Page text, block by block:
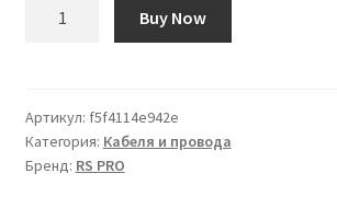
Cat8
(S/FTP)
RS
Buy Now
Артикул: f5f4114e942e
Категория: Кабеля и провода
Бренд: RS PRO